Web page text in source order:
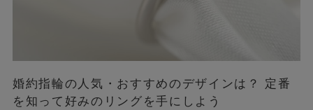
婚約指輪の人気・おすすめのデザインは？ 定番
を知って好みのリングを手にしよう